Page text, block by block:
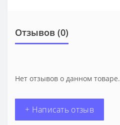
Отзывов (0)
Нет отзывов о данном товаре.
+ Написать отзыв